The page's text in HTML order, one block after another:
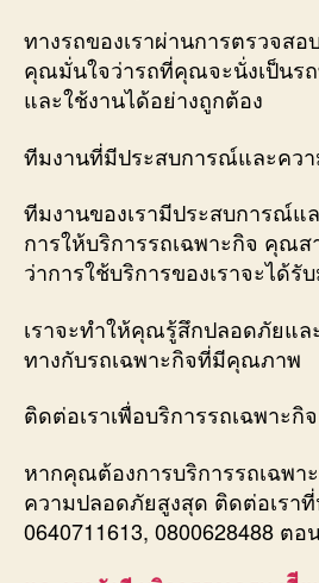
ทางรถของเราผ่านการตรวจสอ
คุณมั่นใจว่ารถที่คุณจะนั่งเป็นร
และใช้งานได้อย่างถูกต้อง
ทีมงานที่มีประสบการณ์และคว
ทีมงานของเรามีประสบการณ์แ
การให้บริการรถเฉพาะกิจ คุณ
ว่าการใช้บริการของเราจะได้รั
เราจะทำให้คุณรู้สึกปลอดภัยแ
ทางกับรถเฉพาะกิจที่มีคุณภาพ
ติดต่อเราเพื่อบริการรถเฉพาะกิจ
หากคุณต้องการบริการรถเฉพ
ความปลอดภัยสูงสุด ติดต่อเรา
0640711613, 0800628488 ตอ